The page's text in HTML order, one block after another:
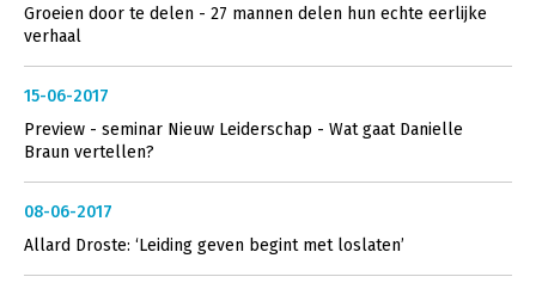
Groeien door te delen - 27 mannen delen hun echte eerlijke
verhaal
15-06-2017
Preview - seminar Nieuw Leiderschap - Wat gaat Danielle
Braun vertellen?
08-06-2017
Allard Droste: ‘Leiding geven begint met loslaten’